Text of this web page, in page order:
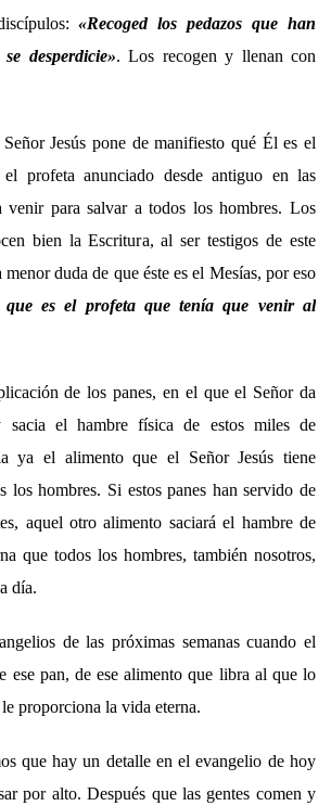
«Recoged los pedazos que han
desperdicie». Los recogen y llenan con
Jesús pone de manifiesto qué Él es el
profeta anunciado desde antiguo en las
venir para salvar a todos los hombres. Los
bien la Escritura, al ser testigos de este
duda de que éste es el Mesías, por eso
que es el profeta que tenía que venir al
de los panes, en el que el Señor da
sacia el hambre física de estos miles de
ya el alimento que el Señor Jesús tiene
los hombres. Si estos panes han servido de
aquel otro alimento saciará el hambre de
que todos los hombres, también nosotros,
día.
de las próximas semanas cuando el
ese pan, de ese alimento que libra al que lo
proporciona la vida eterna.
que hay un detalle en el evangelio de hoy
por alto. Después que las gentes comen y